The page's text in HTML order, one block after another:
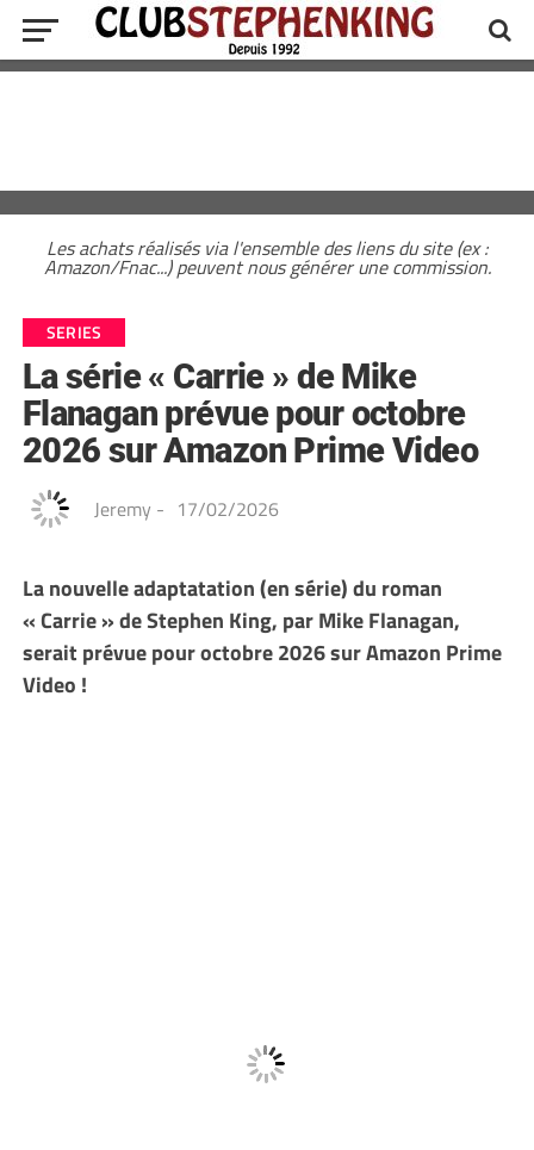
Les achats réalisés via l'ensemble des liens du site (ex :
Amazon/Fnac...) peuvent nous générer une commission.
SERIES
La série « Carrie » de Mike
Flanagan prévue pour octobre
2026 sur Amazon Prime Video
Jeremy - 17/02/2026
La nouvelle adaptatation (en série) du roman
« Carrie » de Stephen King, par Mike Flanagan,
serait prévue pour octobre 2026 sur Amazon Prime
Video !